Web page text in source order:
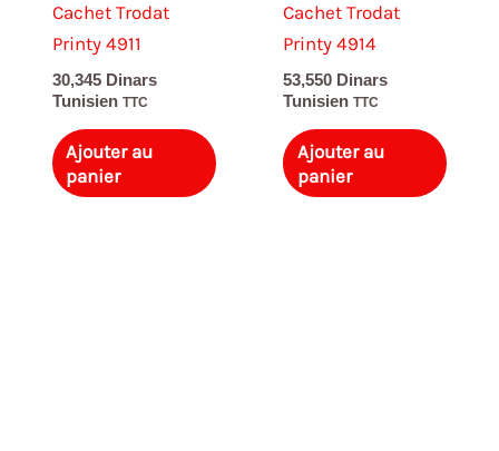
Cachet Trodat
Printy 4911
30,345 Dinars
Tunisien TTC
Ajouter au
panier
Cachet Trodat
Printy 4914
53,550 Dinars
Tunisien TTC
Ajouter au
panier